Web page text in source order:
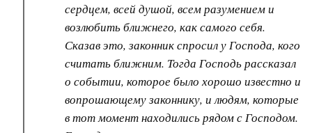
сердцем, всей душой, всем разумением и
возлюбить ближнего, как самого себя.
Сказав это, законник спросил у Господа, кого
считать ближним. Тогда Господь рассказал
о событии, которое было хорошо известно и
вопрошающему законнику, и людям, которые
в тот момент находились рядом с Господом.